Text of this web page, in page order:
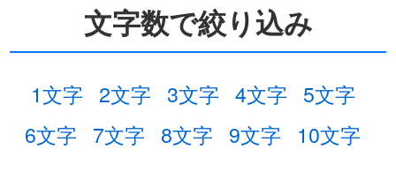
文字数で絞り込み
1文字 2文字 3文字 4文字 5文字
6文字 7文字 8文字 9文字 10文字